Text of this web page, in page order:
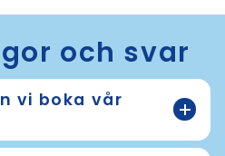
och svar
vi boka vår